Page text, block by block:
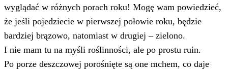
wyglądać w różnych porach roku! Mogę wam powiedzieć,
że jeśli pojedziecie w pierwszej połowie roku, będzie
bardziej brązowo, natomiast w drugiej – zielono.
I nie mam tu na myśli roślinności, ale po prostu ruin.
Po porze deszczowej porośnięte są one mchem, co daje